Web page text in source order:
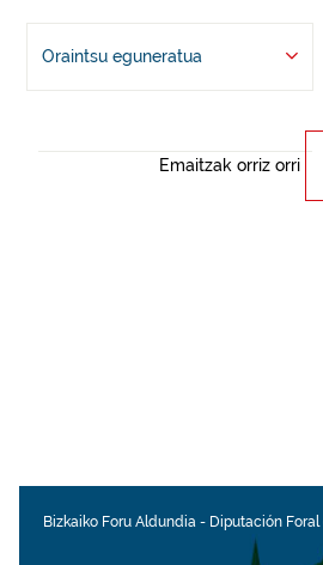
Oraintsu eguneratua
Emaitzak orriz orri
Bizkaiko Foru Aldundia - Diputación